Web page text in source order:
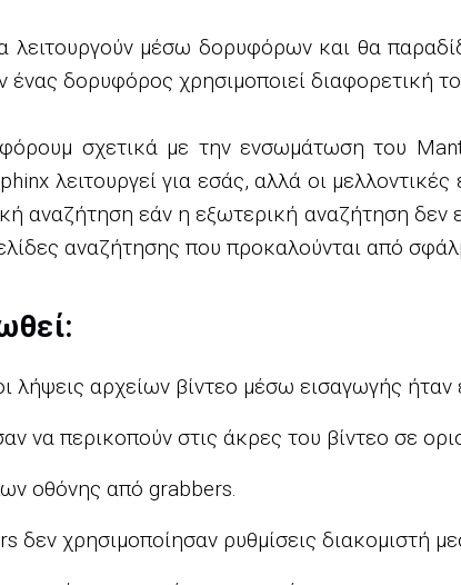
μέσω δορυφόρων και θα
ένας δορυφόρος χρησιμοποιεί διαφορετική
σχετικά με την ενσωμάτωση του
λειτουργεί για εσάς, αλλά οι
αναζήτηση εάν η εξωτερική αναζήτηση
αναζήτησης που προκαλούνται από
αρχείων βίντεο μέσω εισαγωγής ήταν
να περικοπούν στις άκρες του βίντεο σε
οθόνης από grabbers.
δεν χρησιμοποίησαν ρυθμίσεις διακομιστή